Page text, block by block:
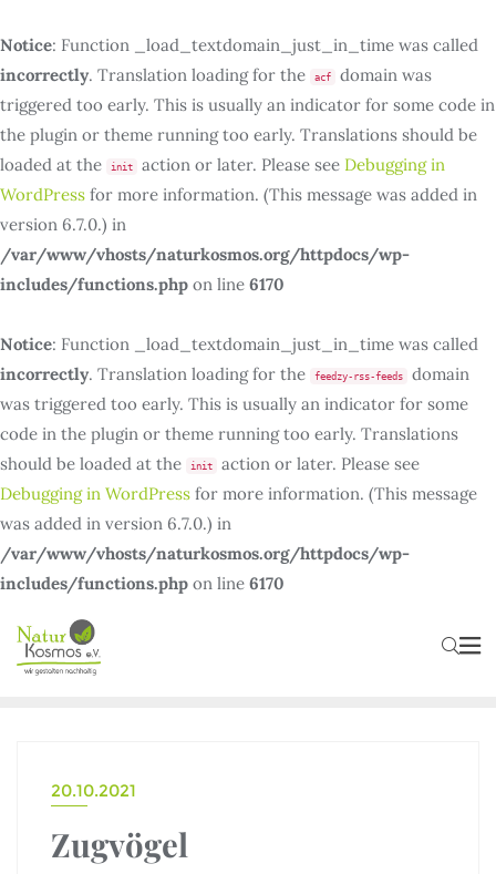
Notice: Function _load_textdomain_just_in_time was called
incorrectly. Translation loading for the acf
domain was
triggered too early. This is usually an indicator for some code in
the plugin or theme running too early. Translations should be
loaded at the
init action or later. Please see Debugging in
WordPress for more information. (This message was added in
version 6.7.0.) in
/var/www/vhosts/naturkosmos.org/httpdocs/wp-
includes/functions.php on line 6170
Notice: Function _load_textdomain_just_in_time was called
incorrectly. Translation loading for the feedzy-rss-feeds
domain
was triggered too early. This is usually an indicator for some
code in the plugin or theme running too early. Translations
should be loaded at the
init
action or later. Please see
Debugging in WordPress for more information. (This message
was added in version 6.7.0.) in
/var/www/vhosts/naturkosmos.org/httpdocs/wp-
includes/functions.php on line 6170
NATUR
20.10.2021
Zugvögel